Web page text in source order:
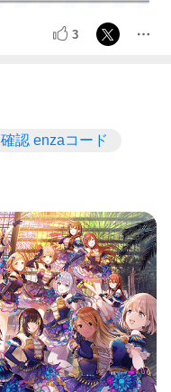
3
確認 enzaコード